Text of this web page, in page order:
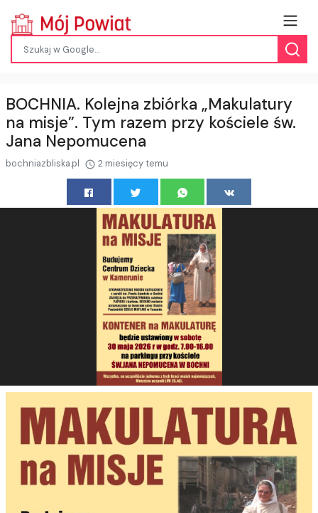
BOCHNIA. Kolejna zbiórka „Makulatury
na misje”. Tym razem przy kościele św.
Jana Nepomucena
bochniazbliska.pl 2 miesięcy temu